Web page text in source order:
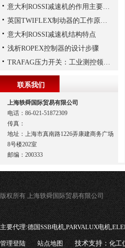
意大利ROSSI减速机的作用主要包括哪些？
英国TWIFLEX制动器的工作原理,大家想知道吗？
意大利ROSSI减速机结构特点
浅析ROPEX控制器的设计步骤
TRAFAG压力开关：工业测控领域的精密之选
联系我们
上海轶舜国际贸易有限公司
电话：86-021-51872309
传真：
地址：上海市真南路1226弄康建商务广场
8号楼202室
邮编：200333
版权所有 上海轶舜国际贸易有限公司
主要代理:德国SSB电机,PARVALUX电机
管理登陆 站点地图 技术支持：化工